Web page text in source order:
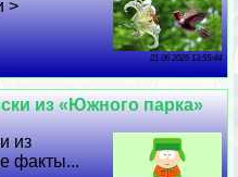
>
21 06 2026 13:55:44
из «Южного парка»
из
факты...